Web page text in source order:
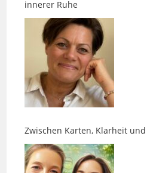
Zwischen Karten, Klarheit